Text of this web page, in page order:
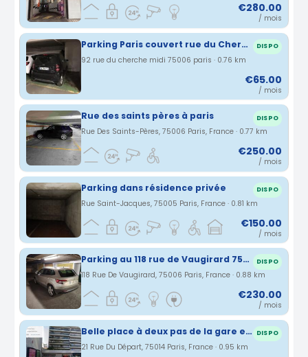
€280.00
/ mois
Parking Paris couvert rue du Cherche-Midi (75) DISPO
92 rue du cherche midi 75006 paris · 0.76 km
€65.00
/ mois
Rue des saints pères à paris DISPO
Rue Des Saints-Pères, 75006 Paris, France · 0.77 km
€250.00
/ mois
Parking dans résidence privée DISPO
Rue Saint-Jacques, 75005 Paris, France · 0.81 km
€150.00
/ mois
Parking au 118 rue de Vaugirard 75006 Paris DISPO
118 Rue De Vaugirard, 75006 Paris, France · 0.88 km
€230.00
/ mois
Belle place à deux pas de la gare et face à la tour Montparnasse DISPO
21 Rue Du Départ, 75014 Paris, France · 0.95 km